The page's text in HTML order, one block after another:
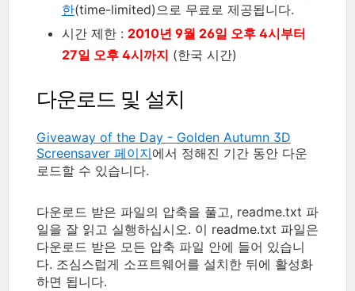
한(time-limited)으로 무료로 제공됩니다.
시간 제한 : 2010년 9월 26일 오후 4시부터
27일 오후 4시까지 (한국 시간)
다운로드 및 설치
Giveaway of the Day - Golden Autumn 3D
Screensaver 페이지에서 정해진 기간 동안 다운
로드할 수 있습니다.
다운로드 받은 파일의 압축을 풀고, readme.txt 파
일을 잘 읽고 실행하십시오. 이 readme.txt 파일은
다운로드 받은 모든 압축 파일 안에 들어 있습니
다. 조심스럽게 소프트웨어를 설치한 뒤에 활성화
하면 됩니다.